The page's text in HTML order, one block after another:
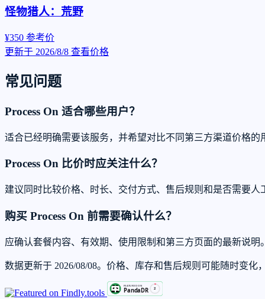
怪物猎人：荒野
¥350 参考价
更新于 2026/8/8 查看价格
常见问题
Process On 适合哪些用户？
适合已经明确需要该服务，并希望对比不同第三方渠道价格的
Process On 比价时应关注什么？
建议同时比较价格、时长、交付方式、售后规则和是否需要人
购买 Process On 前需要确认什么？
应确认套餐内容、有效期、使用限制和第三方页面的最新说明。
数据更新于 2026/08/08。价格、库存和售后规则可能随时变化